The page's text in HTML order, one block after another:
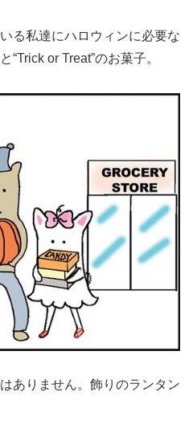
る私達にハロウィンに必要な
or Treat”のお菓子。
ありません。飾りのランタン